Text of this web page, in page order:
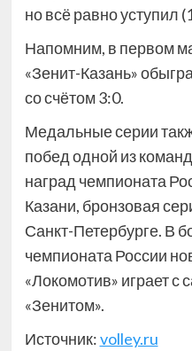
но всё равно уступил
Напомним, в первом
«Зенит-Казань»
со счётом 3:0.
Медальные серии
побед одной из
наград чемпионата
Казани, бронзовая
Санкт-Петербурге. В
чемпионата России
«Локомотив» играет с
«Зенитом».
Источник:volley.ru